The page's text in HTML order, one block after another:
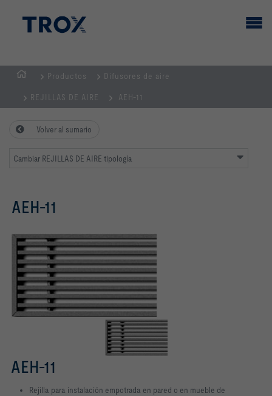
PRINCIPAL
Productos Difusores de aire
REJILLAS DE AIRE AEH-11
Volver al sumario
Cambiar REJILLAS DE AIRE tipología
AEH-11
AEH-11
Rejilla para instalación empotrada en pared o en mueble de